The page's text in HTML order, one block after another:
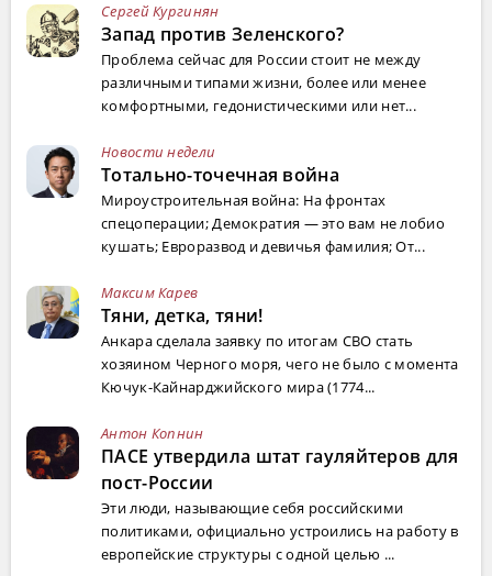
Сергей Кургинян
Запад против Зеленского?
Проблема сейчас для России стоит не между
различными типами жизни, более или менее
комфортными, гедонистическими или нет...
Новости недели
Тотально-точечная война
Мироустроительная война: На фронтах
спецоперации; Демократия — это вам не лобио
кушать; Евроразвод и девичья фамилия; От...
Максим Карев
Тяни, детка, тяни!
Анкара сделала заявку по итогам СВО стать
хозяином Черного моря, чего не было с момента
Кючук-Кайнарджийского мира (1774...
Антон Копнин
ПАСЕ утвердила штат гауляйтеров для
пост-России
Эти люди, называющие себя российскими
политиками, официально устроились на работу в
европейские структуры с одной целью ...